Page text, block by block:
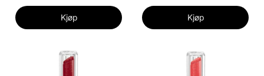
Kjøp Kjøp